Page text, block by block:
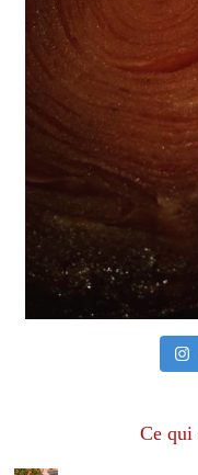
Ce qui